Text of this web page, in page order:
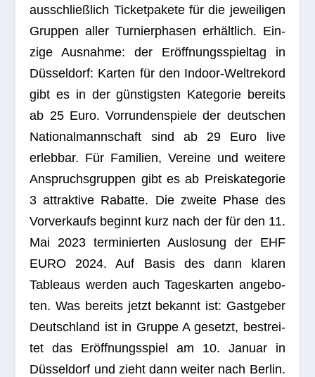
aus­schließ­lich Ticket­pa­kete für die jewei­li­gen
Grup­pen aller Tur­nier­pha­sen erhält­lich. Ein­
zige Aus­nahme: der Eröff­nungs­spiel­tag in
Düs­sel­dorf: Kar­ten für den Indoor-Welt­re­kord
gibt es in der güns­tigs­ten Kate­go­rie bereits
ab 25 Euro. Vor­run­den­spiele der deut­schen
Natio­nal­mann­schaft sind ab 29 Euro live
erleb­bar. Für Fami­lien, Ver­eine und wei­tere
Anspruchs­grup­pen gibt es ab Preis­ka­te­go­rie
3 attrak­tive Rabatte. Die zweite Phase des
Vor­ver­kaufs beginnt kurz nach der für den 11.
Mai 2023 ter­mi­nier­ten Aus­lo­sung der EHF
EURO 2024. Auf Basis des dann kla­ren
Tableaus wer­den auch Tages­kar­ten ange­bo­
ten. Was bereits jetzt bekannt ist: Gast­ge­ber
Deutsch­land ist in Gruppe A gesetzt, bestrei­
tet das Eröff­nungs­spiel am 10. Januar in
Düs­sel­dorf und zieht dann wei­ter nach Ber­lin.